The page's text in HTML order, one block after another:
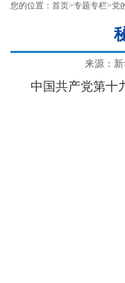
您的位置： 首页>专题专栏>党
来源：
中国共产党第十